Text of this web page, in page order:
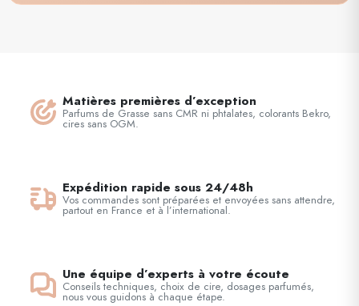
Matières premières d’exception
Parfums de Grasse sans CMR ni phtalates, colorants Bekro,
cires sans OGM.
Expédition rapide sous 24/48h
Vos commandes sont préparées et envoyées sans attendre,
partout en France et à l’international.
Une équipe d’experts à votre écoute
Conseils techniques, choix de cire, dosages parfumés,
nous vous guidons à chaque étape.